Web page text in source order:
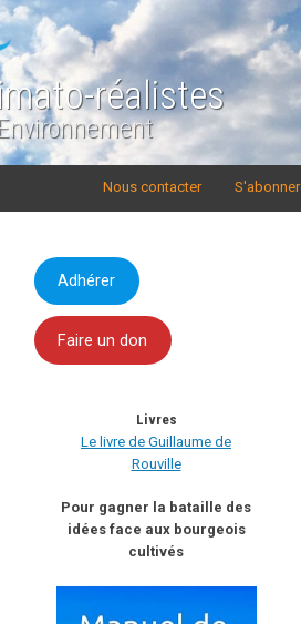
réalistes
S'abonner
Nous contacter
Adhérer
Faire un don
Livres
Le livre de Guillaume de
Rouville
Pour gagner la bataille des
idées face aux bourgeois
cultivés